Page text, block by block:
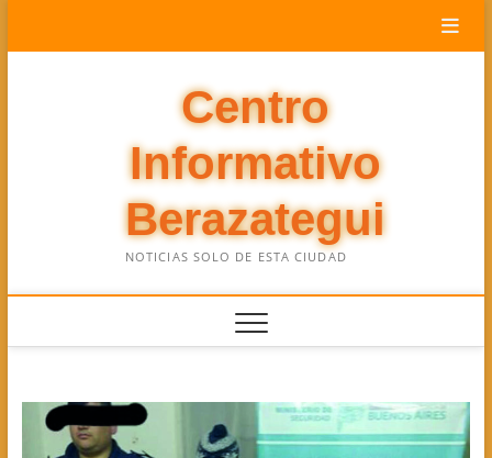
Centro
Informativo
Berazategui
NOTICIAS SOLO DE ESTA CIUDAD